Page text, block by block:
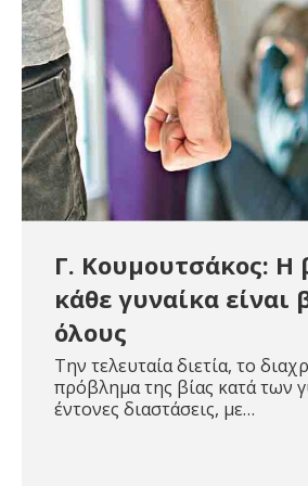
Γ. Κουμουτσάκος: Η
κάθε γυναίκα είναι
όλους
Την τελευταία διετία, το
πρόβλημα της βίας κατά των
έντονες διαστάσεις, με…